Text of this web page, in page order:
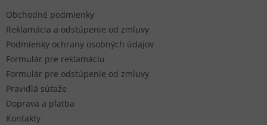
Obchodné podmienky
Reklamácia a odstúpenie od zmluvy
Podmienky ochrany osobných údajov
Formulár pre reklamáciu
Formulár pre odstúpenie od zmluvy
Pravidlá súťaže
Doprava a platba
Kontakty